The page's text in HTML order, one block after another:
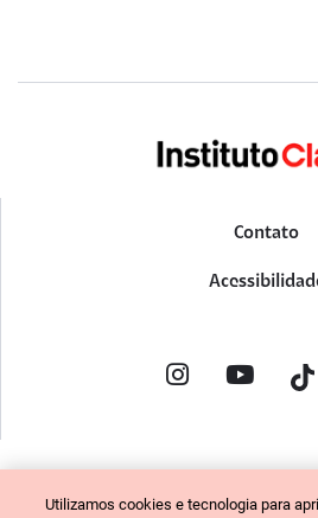
Contato
PORTAL DE
Utilizamos cookies e tecnologia para